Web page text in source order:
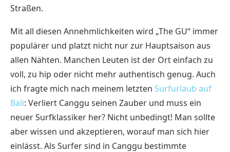
Straßen.
Mit all diesen Annehmlichkeiten wird „The GU“ immer
populärer und platzt nicht nur zur Hauptsaison aus
allen Nähten. Manchen Leuten ist der Ort einfach zu
voll, zu hip oder nicht mehr authentisch genug. Auch
ich fragte mich nach meinem letzten Surfurlaub auf
Bali: Verliert Canggu seinen Zauber und muss ein
neuer Surfklassiker her? Nicht unbedingt! Man sollte
aber wissen und akzeptieren, worauf man sich hier
einlässt. Als Surfer sind in Canggu bestimmte